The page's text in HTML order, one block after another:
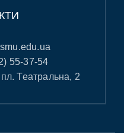
55-37-54
Театральна, 2